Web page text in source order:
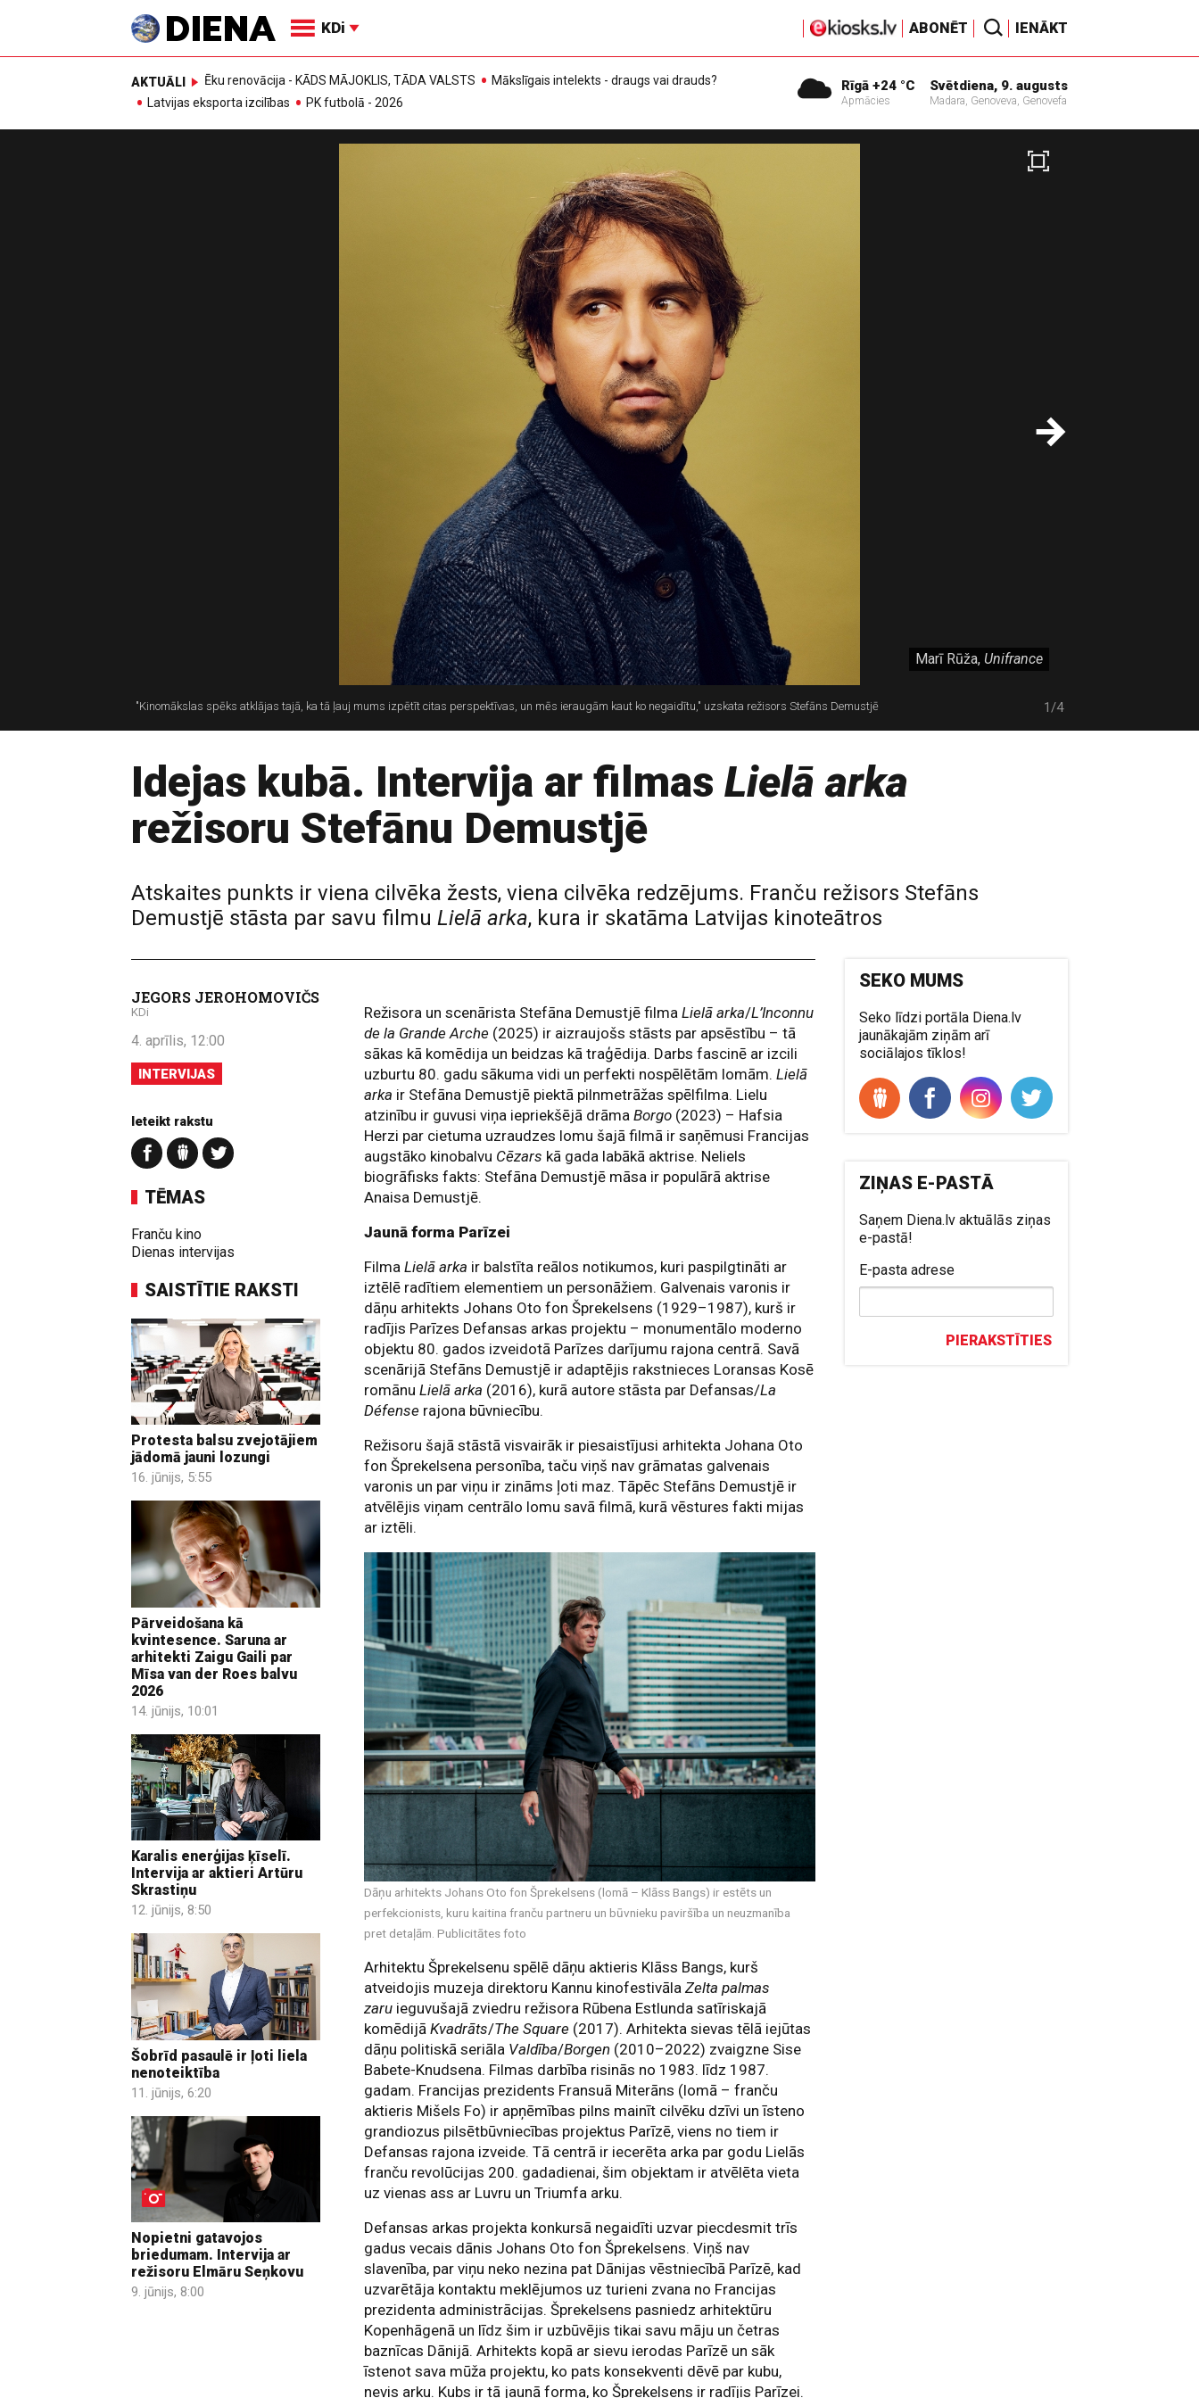
KDi ABONĒT IENĀKT
AKTUĀLI Ēku renovācija - KĀDS MĀJOKLIS, TĀDA VALSTS
Mākslīgais intelekts - draugs vai drauds?
Latvijas eksporta izcilības
PK futbolā - 2026
Rīgā +24 °C
Apmācies
Svētdiena, 9. augusts
Madara, Genoveva, Genovefa
Marī Rūža, Unifrance
"Kinomākslas spēks atklājas tajā, ka tā ļauj mums izpētīt citas perspektīvas, un mēs ieraugām kaut ko negaidītu," uzskata režisors Stefāns Demustjē 1/4
Idejas kubā. Intervija ar filmas Lielā arka
režisoru Stefānu Demustjē
Atskaites punkts ir viena cilvēka žests, viena cilvēka redzējums. Franču režisors Stefāns
Demustjē stāsta par savu filmu Lielā arka, kura ir skatāma Latvijas kinoteātros
JEGORS JEROHOMOVIČS
KDi
4. aprīlis, 12:00
INTERVIJAS
Ieteikt rakstu
TĒMAS
Franču kino
Dienas intervijas
SAISTĪTIE RAKSTI
Protesta balsu zvejotājiem
jādomā jauni lozungi
16. jūnijs, 5:55
Pārveidošana kā
kvintesence. Saruna ar
arhitekti Zaigu Gaili par
Mīsa van der Roes balvu
2026
14. jūnijs, 10:01
Karalis enerģijas ķīselī.
Intervija ar aktieri Artūru
Skrastiņu
12. jūnijs, 8:50
Šobrīd pasaulē ir ļoti liela
nenoteiktība
11. jūnijs, 6:20
Nopietni gatavojos
briedumam. Intervija ar
režisoru Elmāru Seņkovu
9. jūnijs, 8:00
Režisora un scenārista Stefāna Demustjē filmaLielā arka/L’Inconnu
de la Grande Arche (2025) ir aizraujošs stāsts par apsēstību – tā
sākas kā komēdija un beidzas kā traģēdija. Darbs fascinē ar izcili
uzburtu 80. gadu sākuma vidi un perfekti nospēlētām lomām.Lielā
arka ir Stefāna Demustjē piektā pilnmetrāžas spēlfilma. Lielu
atzinību ir guvusi viņa iepriekšējā drāmaBorgo (2023) – Hafsia
Herzi par cietuma uzraudzes lomu šajā filmā ir saņēmusi Francijas
augstāko kinobalvu Cēzars kā gada labākā aktrise. Neliels
biogrāfisks fakts: Stefāna Demustjē māsa ir populārā aktrise
Anaisa Demustjē.
Jaunā forma Parīzei
FilmaLielā arka ir balstīta reālos notikumos, kuri paspilgtināti ar
iztēlē radītiem elementiem un personāžiem. Galvenais varonis ir
dāņu arhitekts Johans Oto fon Šprekelsens (1929–1987), kurš ir
radījis Parīzes Defansas arkas projektu – monumentālo moderno
objektu 80. gados izveidotā Parīzes darījumu rajona centrā. Savā
scenārijā Stefāns Demustjē ir adaptējis rakstnieces Loransas Kosē
romānuLielā arka (2016), kurā autore stāsta par Defansas/La
Défense rajona būvniecību.
Režisoru šajā stāstā visvairāk ir piesaistījusi arhitekta Johana Oto
fon Šprekelsena personība, taču viņš nav grāmatas galvenais
varonis un par viņu ir zināms ļoti maz. Tāpēc Stefāns Demustjē ir
atvēlējis viņam centrālo lomu savā filmā, kurā vēstures fakti mijas
ar iztēli.
Dāņu arhitekts Johans Oto fon Šprekelsens (lomā – Klāss Bangs) ir estēts un
perfekcionists, kuru kaitina franču partneru un būvnieku paviršība un neuzmanība
pret detaļām. Publicitātes foto
Arhitektu Šprekelsenu spēlē dāņu aktieris Klāss Bangs, kurš
atveidojis muzeja direktoru Kannu kinofestivālaZelta palmas
zaru ieguvušajā zviedru režisora Rūbena Estlunda satīriskajā
komēdijāKvadrāts/The Square (2017). Arhitekta sievas tēlā iejūtas
dāņu politiskā seriāla Valdība/Borgen (2010–2022) zvaigzne Sise
Babete-Knudsena. Filmas darbība risinās no 1983. līdz 1987.
gadam. Francijas prezidents Fransuā Miterāns (lomā – franču
aktieris Mišels Fo) ir apņēmības pilns mainīt cilvēku dzīvi un īsteno
grandiozus pilsētbūvniecības projektus Parīzē, viens no tiem ir
Defansas rajona izveide. Tā centrā ir iecerēta arka par godu Lielās
franču revolūcijas 200. gadadienai, šim objektam ir atvēlēta vieta
uz vienas ass ar Luvru un Triumfa arku.
Defansas arkas projekta konkursā negaidīti uzvar piecdesmit trīs
gadus vecais dānis Johans Oto fon Šprekelsens. Viņš nav
slavenība, par viņu neko nezina pat Dānijas vēstniecībā Parīzē, kad
uzvarētāja kontaktu meklējumos uz turieni zvana no Francijas
prezidenta administrācijas. Šprekelsens pasniedz arhitektūru
Kopenhāgenā un līdz šim ir uzbūvējis tikai savu māju un četras
baznīcas Dānijā. Arhitekts kopā ar sievu ierodas Parīzē un sāk
īstenot sava mūža projektu, ko pats konsekventi dēvē par kubu,
nevis arku. Kubs ir tā jaunā forma, ko Šprekelsens ir radījis Parīzei.
SEKO MUMS
Seko līdzi portāla Diena.lv
jaunākajām ziņām arī
sociālajos tīklos!
ZIŅAS E-PASTĀ
Saņem Diena.lv aktuālās ziņas
e-pastā!
E-pasta adrese
PIERAKSTĪTIES